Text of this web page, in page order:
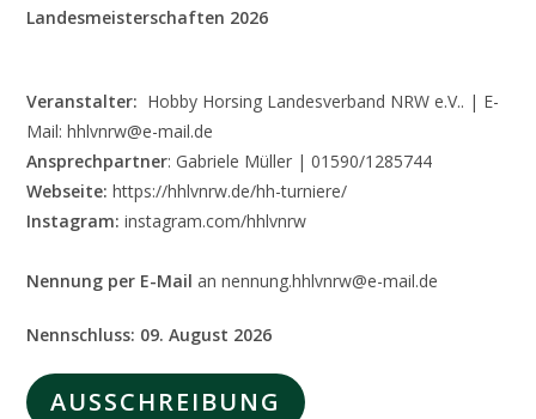
Landesmeisterschaften 2026
Veranstalter: Hobby Horsing Landesverband NRW e.V.. | E-
Mail: hhlvnrw@e-mail.de
Ansprechpartner: Gabriele Müller | 01590/1285744
Webseite: https://hhlvnrw.de/hh-turniere/
Instagram: instagram.com/hhlvnrw
Nennung per E-Mail an nennung.hhlvnrw@e-mail.de
Nennschluss: 09. August 2026
AUSSCHREIBUNG